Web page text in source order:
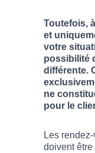
Toutefois,
et
votre
possibilité
différente.
ne
pour le
Les
doivent être